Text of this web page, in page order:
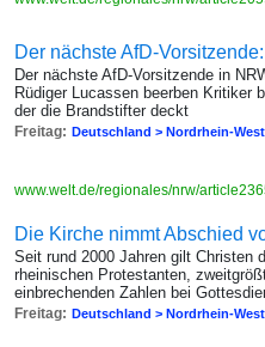
Der nächste AfD-
Der nächste AfD-Vorsitzende in
Rüdiger Lucassen beerben Kritiker
der die Brandstifter deckt
Freitag: Deutschland > Nordrhein-
www.welt.de/regionales/nrw/
Die Kirche nimmt Abschied
Seit rund 2000 Jahren gilt Christen
rheinischen Protestanten,
einbrechenden Zahlen bei
Freitag: Deutschland > Nordrhein-